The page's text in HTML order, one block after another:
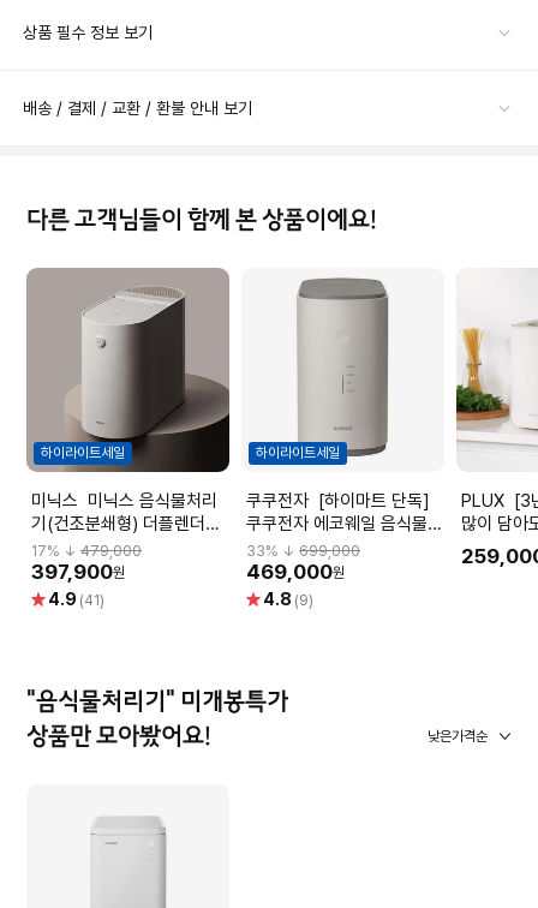
상품 필수 정보 보기
배송 / 결제 / 교환 / 환불 안내 보기
다른 고객님들이 함께 본 상품이에요!
하이라이트세일
미닉스 미닉스 음식물처리
기(건조분쇄형) 더플렌더
PRO(그레이지) MNFD-
120G
17% ↓ 479,000
397,900원
별 4.9 (41)
하이라이트세일
쿠쿠전자 [하이마트 단독]
쿠쿠전자 에코웨일 음식물처
리기(건조분쇄타입/2L)
CFD-EFF201DCNW
33% ↓699,000
469,000원
별 4.8 (9)
PLUX [3년무상AS]플럭스
많이 담아
소음 음식
쇄형)
"음식물처리기" 미개봉특가
상품만 모아봤어요!
낮은가격순